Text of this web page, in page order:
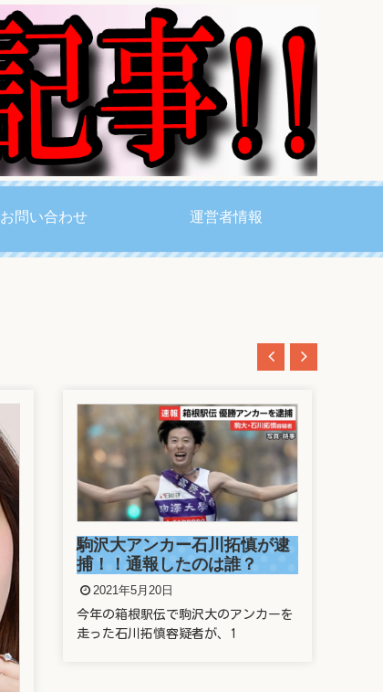
お問い合わせ 運営者情報
駒沢大アンカー石川拓慎が逮
捕！！通報したのは誰？
2021年5月20日
今年の箱根駅伝で駒沢大のアンカーを
走った石川拓慎容疑者が、1